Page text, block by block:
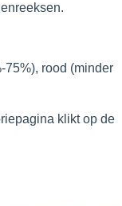
75%), rood (minder
klikt op de